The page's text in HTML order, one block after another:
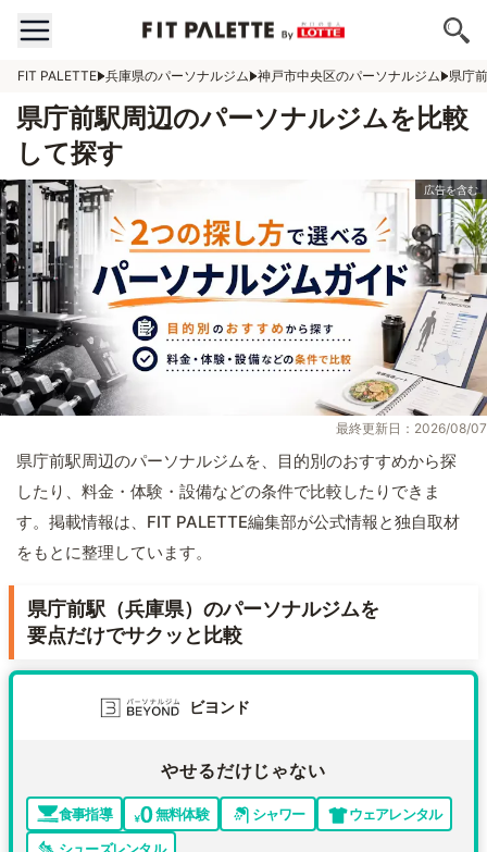
FIT PALETTE 兵庫県のパーソナルジム 神戸市中央区のパーソナルジム 県庁
県庁前駅周辺のパーソナルジムを比較
して探す
最終更新日：2026/08/07
県庁前駅周辺のパーソナルジムを、目的別のおすすめから探
したり、料金・体験・設備などの条件で比較したりできま
す。掲載情報は、FIT PALETTE編集部が公式情報と独自取材
をもとに整理しています。
県庁前駅（兵庫県）のパーソナルジムを
要点だけでサクッと比較
ビヨンド
やせるだけじゃない
食事指導 無料体験 シャワー
ウェアレンタル